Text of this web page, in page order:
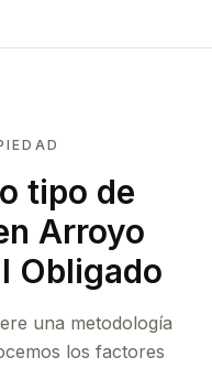
tipo de
Arroyo
Obligado
una metodología
los factores